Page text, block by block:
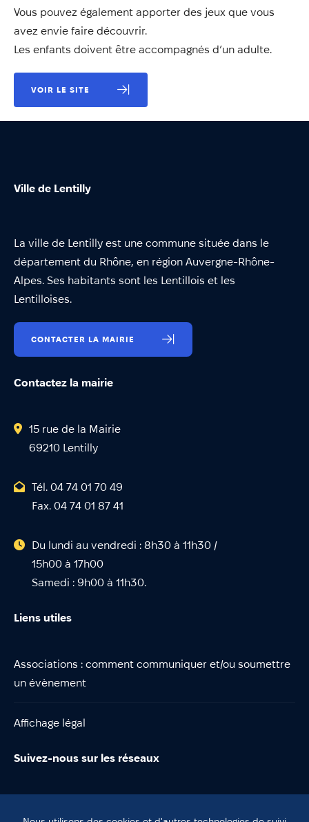
Vous pouvez également apporter des jeux que vous
avez envie faire découvrir.
Les enfants doivent être accompagnés d’un adulte.
VOIR LE SITE
Ville de Lentilly
La ville de Lentilly est une commune située dans le
département du Rhône, en région Auvergne-Rhône-
Alpes. Ses habitants sont les Lentillois et les
Lentilloises.
CONTACTER LA MAIRIE
Contactez la mairie
15 rue de la Mairie
69210 Lentilly
Tél. 04 74 01 70 49
Fax. 04 74 01 87 41
Du lundi au vendredi : 8h30 à 11h30 /
15h00 à 17h00
Samedi : 9h00 à 11h30.
Liens utiles
Associations : comment communiquer et/ou soumettre
un évènement
Affichage légal
Suivez-nous sur les réseaux